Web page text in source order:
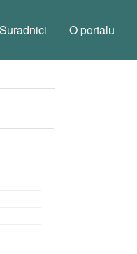
Suradnici O portalu